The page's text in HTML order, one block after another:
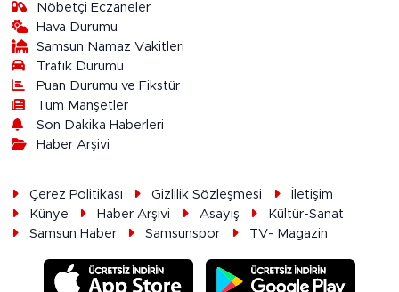
Nöbetçi Eczaneler
Hava Durumu
Samsun Namaz Vakitleri
Trafik Durumu
Puan Durumu ve Fikstür
Tüm Manşetler
Son Dakika Haberleri
Haber Arşivi
Çerez Politikası Gizlilik Sözleşmesi
İletişim
Künye
Haber Arşivi Asayiş
Kültür-Sanat
Samsun Haber
Samsunspor TV- Magazin